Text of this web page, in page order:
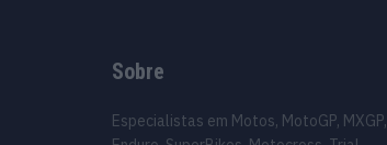
Sobre
Especialistas em Motos, MotoGP, MXGP,